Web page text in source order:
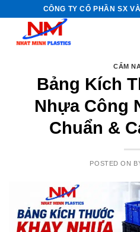
content
CÔNG TY CỔ PHẦN SX
CẨM
Bảng Kích
Nhựa Công
Chuẩn &
POSTED ON